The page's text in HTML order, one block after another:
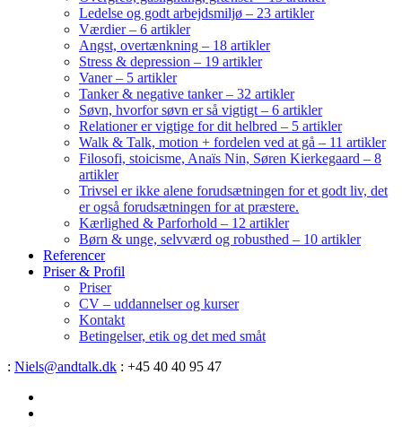
Ledelse og godt arbejdsmiljø – 23 artikler
Værdier – 6 artikler
Angst, overtænkning – 18 artikler
Stress & depression – 19 artikler
Vaner – 5 artikler
Tanker & negative tanker – 32 artikler
Søvn, hvorfor søvn er så vigtigt – 6 artikler
Relationer er vigtige for dit helbred – 5 artikler
Walk & Talk, motion + fordelen ved at gå – 11 artikler
Filosofi, stoicisme, Anaïs Nin, Søren Kierkegaard – 8
artikler
Trivsel er ikke alene forudsætningen for et godt liv, det
er også forudsætningen for at præstere.
Kærlighed & Parforhold – 12 artikler
Børn & unge, selvværd og robusthed – 10 artikler
Referencer
Priser & Profil
Priser
CV – uddannelser og kurser
Kontakt
Betingelser, etik og det med småt
: Niels@andtalk.dk : +45 40 40 95 47